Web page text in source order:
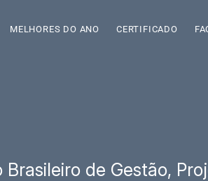
MELHORES DO ANO CERTIFICADO
Brasileiro de Gestão,